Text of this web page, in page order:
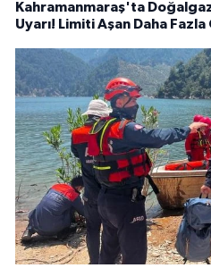
Kahramanmaraş'ta
Uyarı! Limiti Aşan Daha